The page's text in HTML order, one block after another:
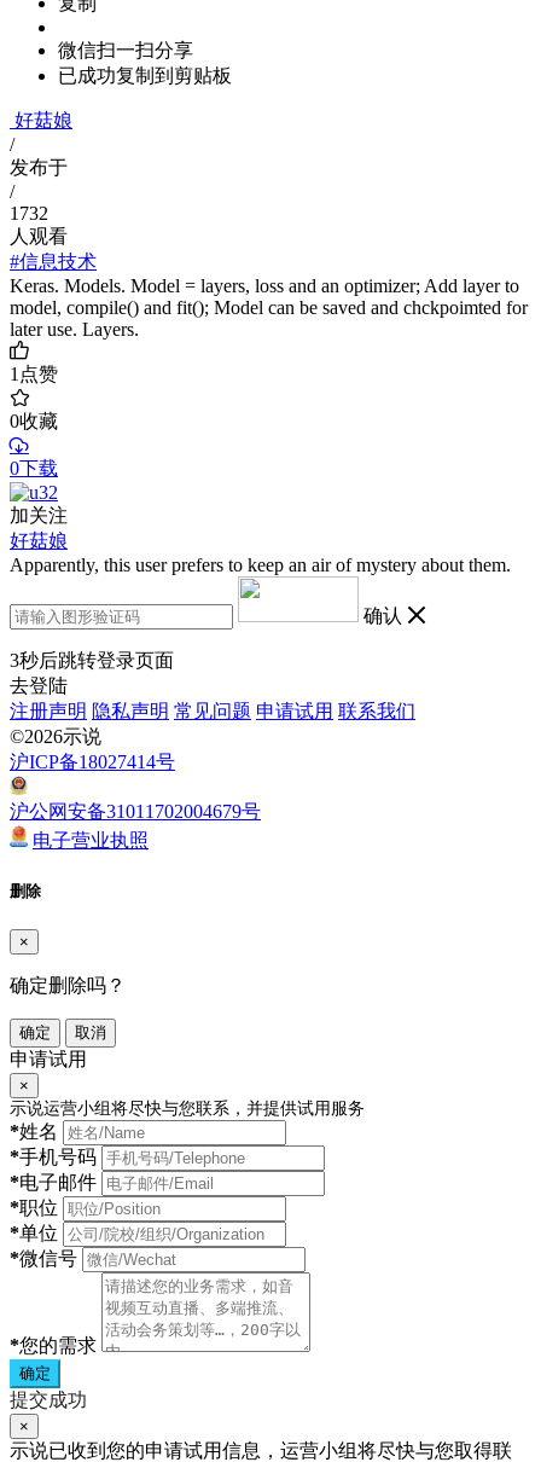
微信扫一扫分享
已成功复制到剪贴板
好菇娘
/
发布于
/
1732
人观看
#信息技术
Keras. Models. Model = layers, loss and an optimizer; Add layer to
model, compile() and fit(); Model can be saved and chckpoimted for
later use. Layers.
1点赞
0收藏
0下载
加关注
好菇娘
Apparently, this user prefers to keep an air of mystery about them.
确认
3秒后跳转登录页面
去登陆
注册声明 隐私声明 常见问题 申请试用 联系我们
©2026示说
沪ICP备18027414号
沪公网安备31011702004679号
电子营业执照
删除
×
确定删除吗？
确定 取消
申请试用
×
示说运营小组将尽快与您联系，并提供试用服务
*姓名
*手机号码
*电子邮件
*职位
*单位
*微信号
*您的需求
确定
提交成功
×
示说已收到您的申请试用信息，运营小组将尽快与您取得联